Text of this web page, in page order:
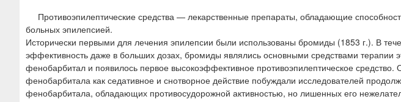
е
н
ю
Противоэпилептические средства — лекарственные препараты, обладающие
больных эпилепсией.
Исторически первыми для лечения эпилепсии были использованы бромиды (1853 г.). В
эффективность даже в больших дозах, бромиды являлись основными средствами терапии
фенобарбитал и появилось первое высокоэффективное противоэпилептическое
фенобарбитала как седативное и снотворное действие побуждали исследователей
фенобарбитала, обладающих противосудорожной активностью, но лишенных его